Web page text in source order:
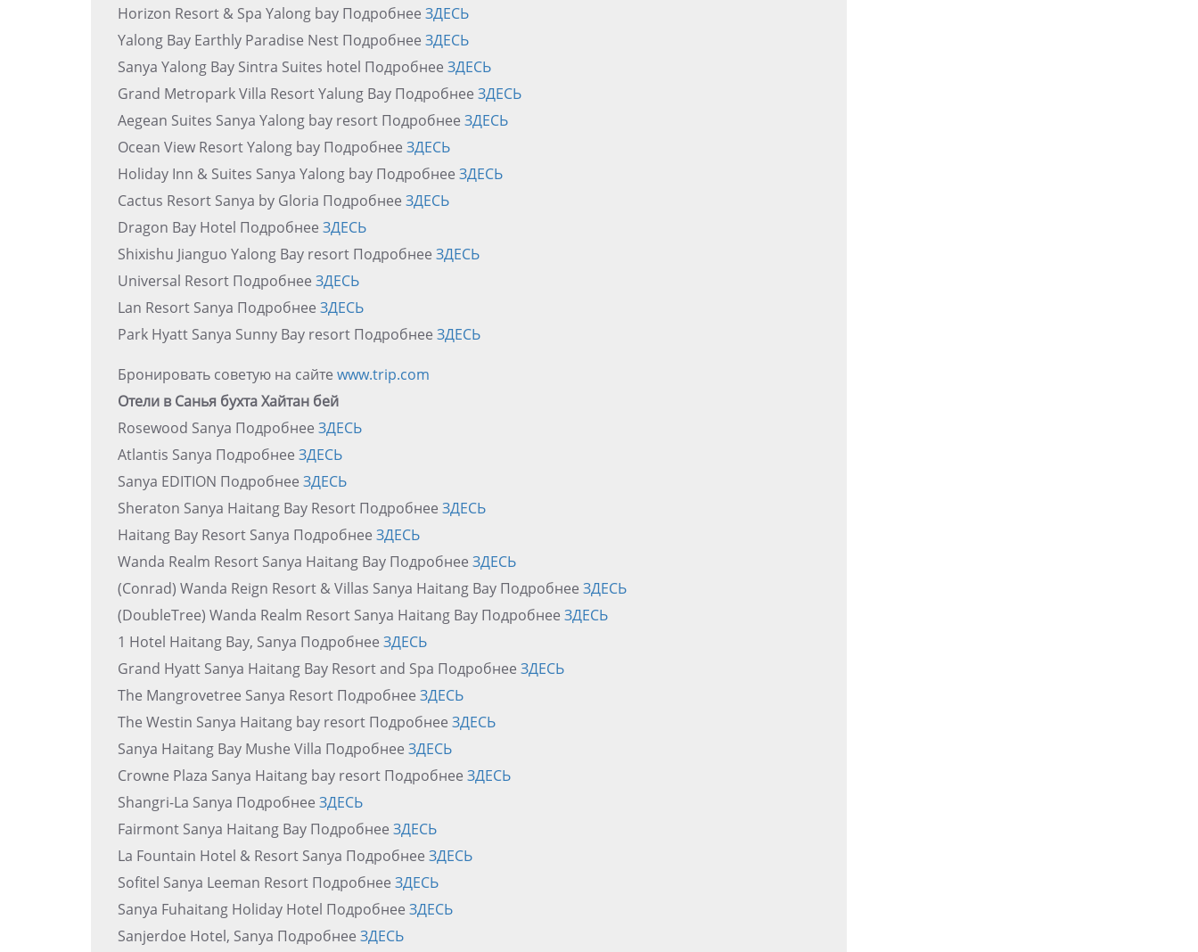
Horizon Resort & Spa Yalong bay Подробнее ЗДЕСЬ
Yalong Bay Earthly Paradise Nest Подробнее ЗДЕСЬ
Sanya Yalong Bay Sintra Suites hotel Подробнее ЗДЕСЬ
Grand Metropark Villa Resort Yalung Bay Подробнее ЗДЕСЬ
Aegean Suites Sanya Yalong bay resort Подробнее ЗДЕСЬ
Ocean View Resort Yalong bay Подробнее ЗДЕСЬ
Holiday Inn & Suites Sanya Yalong bay Подробнее ЗДЕСЬ
Cactus Resort Sanya by Gloria Подробнее ЗДЕСЬ
Dragon Bay Hotel Подробнее ЗДЕСЬ
Shixishu Jianguo Yalong Bay resort Подробнее ЗДЕСЬ
Universal Resort Подробнее ЗДЕСЬ
Lan Resort Sanya Подробнее ЗДЕСЬ
Park Hyatt Sanya Sunny Bay resort Подробнее ЗДЕСЬ
Бронировать советую на сайте www.trip.com
Отели в Санья бухта Хайтан бей
Rosewood Sanya Подробнее ЗДЕСЬ
Atlantis Sanya Подробнее ЗДЕСЬ
Sanya EDITION Подробнее ЗДЕСЬ
Sheraton Sanya Haitang Bay Resort Подробнее ЗДЕСЬ
Haitang Bay Resort Sanya Подробнее ЗДЕСЬ
Wanda Realm Resort Sanya Haitang Bay Подробнее ЗДЕСЬ
(Conrad) Wanda Reign Resort & Villas Sanya Haitang Bay Подробнее ЗДЕСЬ
(DoubleTree) Wanda Realm Resort Sanya Haitang Bay Подробнее ЗДЕСЬ
1 Hotel Haitang Bay, Sanya Подробнее ЗДЕСЬ
Grand Hyatt Sanya Haitang Bay Resort and Spa Подробнее ЗДЕСЬ
The Mangrovetree Sanya Resort Подробнее ЗДЕСЬ
The Westin Sanya Haitang bay resort Подробнее ЗДЕСЬ
Sanya Haitang Bay Mushe Villa Подробнее ЗДЕСЬ
Crowne Plaza Sanya Haitang bay resort Подробнее ЗДЕСЬ
Shangri-La Sanya Подробнее ЗДЕСЬ
Fairmont Sanya Haitang Bay Подробнее ЗДЕСЬ
La Fountain Hotel & Resort Sanya Подробнее ЗДЕСЬ
Sofitel Sanya Leeman Resort Подробнее ЗДЕСЬ
Sanya Fuhaitang Holiday Hotel Подробнее ЗДЕСЬ
Sanjerdoe Hotel, Sanya Подробнее ЗДЕСЬ